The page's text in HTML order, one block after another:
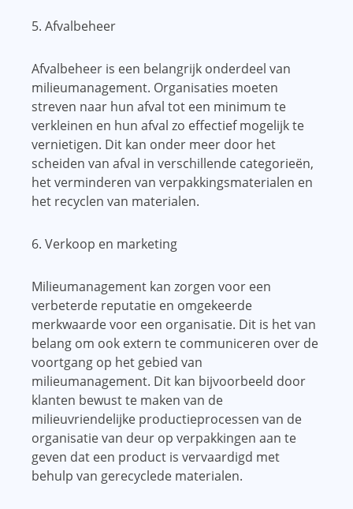
5. Afvalbeheer
Afvalbeheer is een belangrijk onderdeel van
milieumanagement. Organisaties moeten
streven naar hun afval tot een minimum te
verkleinen en hun afval zo effectief mogelijk te
vernietigen. Dit kan onder meer door het
scheiden van afval in verschillende categorieën,
het verminderen van verpakkingsmaterialen en
het recyclen van materialen.
6. Verkoop en marketing
Milieumanagement kan zorgen voor een
verbeterde reputatie en omgekeerde
merkwaarde voor een organisatie. Dit is het van
belang om ook extern te communiceren over de
voortgang op het gebied van
milieumanagement. Dit kan bijvoorbeeld door
klanten bewust te maken van de
milieuvriendelijke productieprocessen van de
organisatie van deur op verpakkingen aan te
geven dat een product is vervaardigd met
behulp van gerecyclede materialen.